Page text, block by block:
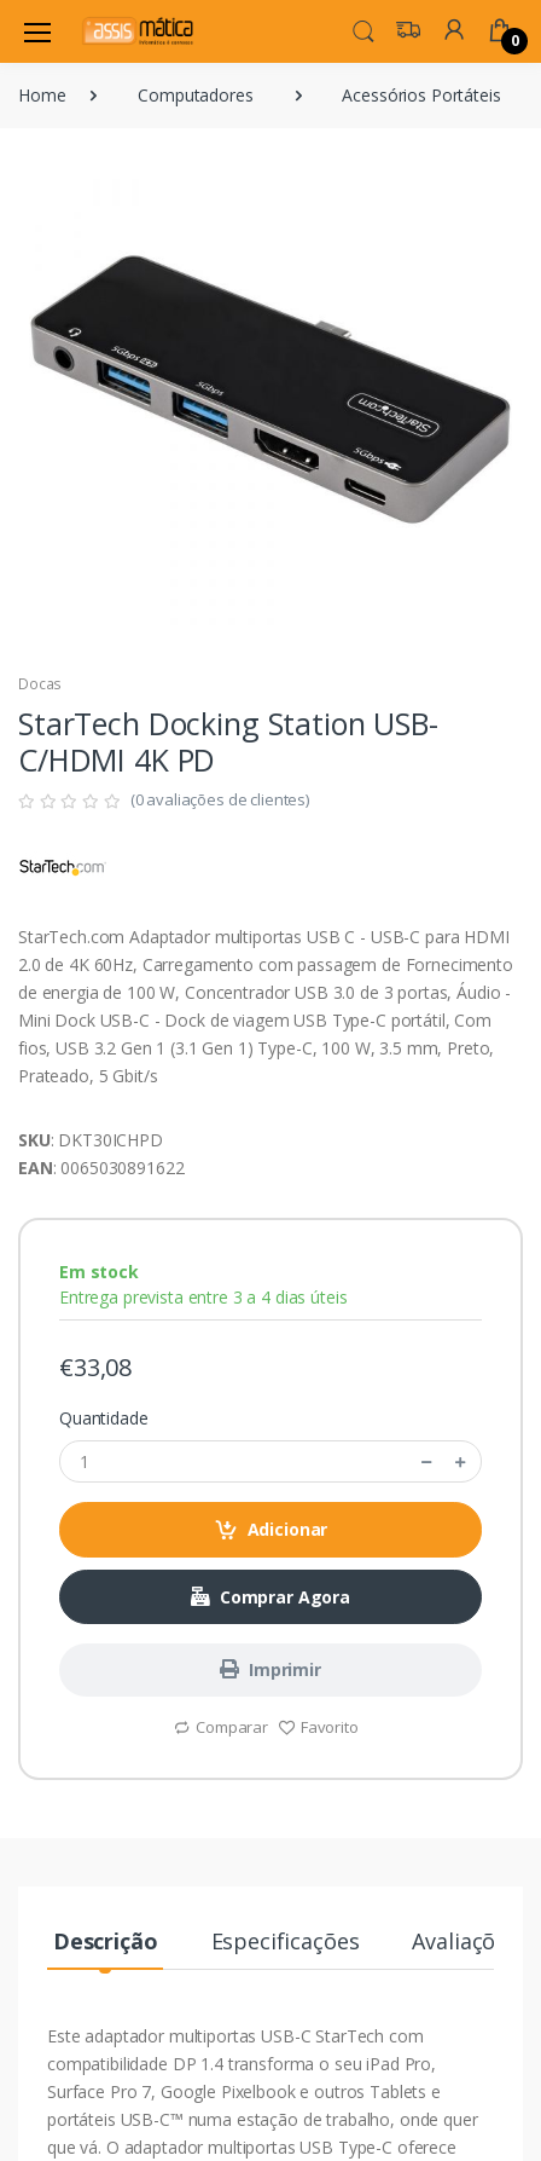
0
Home Computadores Acessórios Portáteis
Docas
StarTech Docking Station USB-
C/HDMI 4K PD
(0 avaliações de clientes)
StarTech.com Adaptador multiportas USB C - USB-C para HDMI
2.0 de 4K 60Hz, Carregamento com passagem de Fornecimento
de energia de 100 W, Concentrador USB 3.0 de 3 portas, Áudio -
Mini Dock USB-C - Dock de viagem USB Type-C portátil, Com
fios, USB 3.2 Gen 1 (3.1 Gen 1) Type-C, 100 W, 3.5 mm, Preto,
Prateado, 5 Gbit/s
SKU: DKT30ICHPD
EAN: 0065030891622
Em stock
Entrega prevista entre 3 a 4 dias úteis
€33,08
Quantidade
Adicionar
Comprar Agora
Imprimir
Comparar Favorito
Descrição Especificações Avaliações
Este adaptador multiportas USB-C StarTech com
compatibilidade DP 1.4 transforma o seu iPad Pro,
Surface Pro 7, Google Pixelbook e outros Tablets e
portáteis USB-C™ numa estação de trabalho, onde quer
que vá. O adaptador multiportas USB Type-C oferece